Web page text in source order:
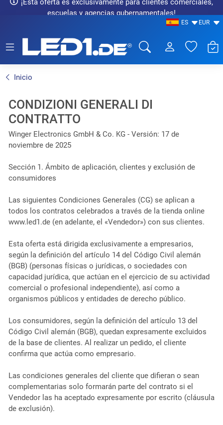
¡Esta oferta es exclusivamente para clientes comerciales,
escuelas y agencias gubernamentales!
ES EUR
Inicio
CONDIZIONI GENERALI DI
CONTRATTO
Winger Electronics GmbH & Co. KG - Versión: 17 de
noviembre de 2025
Sección 1. Ámbito de aplicación, clientes y exclusión de
consumidores
Las siguientes Condiciones Generales (CG) se aplican a
todos los contratos celebrados a través de la tienda online
www.led1.de (en adelante, el «Vendedor») con sus clientes.
Esta oferta está dirigida exclusivamente a empresarios,
según la definición del artículo 14 del Código Civil alemán
(BGB) (personas físicas o jurídicas, o sociedades con
capacidad jurídica, que actúan en el ejercicio de su actividad
comercial o profesional independiente), así como a
organismos públicos y entidades de derecho público.
Los consumidores, según la definición del artículo 13 del
Código Civil alemán (BGB), quedan expresamente excluidos
de la base de clientes. Al realizar un pedido, el cliente
confirma que actúa como empresario.
Las condiciones generales del cliente que difieran o sean
complementarias solo formarán parte del contrato si el
Vendedor las ha aceptado expresamente por escrito (cláusula
de exclusión).